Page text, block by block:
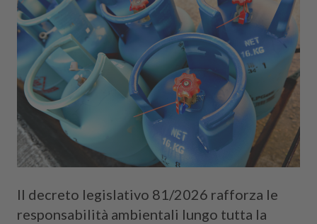
Il decreto legislativo 81/2026 rafforza le
responsabilità ambientali lungo tutta la